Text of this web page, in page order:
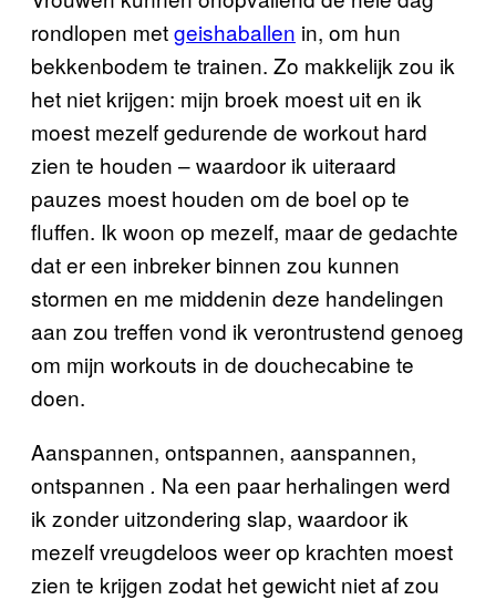
rondlopen metgeishaballen in, om hun
bekkenbodem te trainen. Zo makkelijk zou ik
het niet krijgen: mijn broek moest uit en ik
moest mezelf gedurende de workout hard
zien te houden – waardoor ik uiteraard
pauzes moest houden om de boel op te
fluffen. Ik woon op mezelf, maar de gedachte
dat er een inbreker binnen zou kunnen
stormen en me middenin deze handelingen
aan zou treffen vond ik verontrustend genoeg
om mijn workouts in de douchecabine te
doen.
Aanspannen, ontspannen, aanspannen,
ontspannen . Na een paar herhalingen werd
ik zonder uitzondering slap, waardoor ik
mezelf vreugdeloos weer op krachten moest
zien te krijgen zodat het gewicht niet af zou